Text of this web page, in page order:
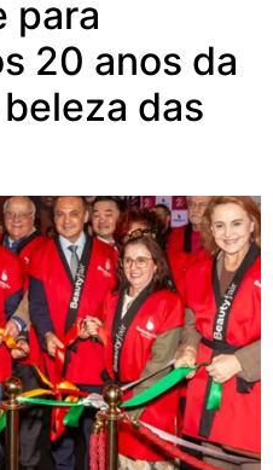
para
20 anos da
das